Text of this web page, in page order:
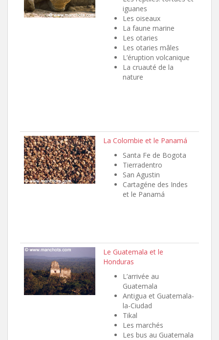
iguanes
Les oiseaux
La faune marine
Les otaries
Les otaries mâles
L’éruption volcanique
La cruauté de la
nature
La Colombie et le Panamá
Santa Fe de Bogota
Tierradentro
San Agustin
Cartagéne des Indes
et le Panamá
Le Guatemala et le
Honduras
L’arrivée au
Guatemala
Antigua et Guatemala-
la-Ciudad
Tikal
Les marchés
Les bus au Guatemala